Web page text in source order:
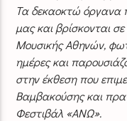
Τα δεκαοκτώ
μας και βρίσκονται
Μουσικής Αθηνών,
ημέρες και
στην έκθεση που
Βαμβακούσης και
Φεστιβάλ «ΑΝΩ».